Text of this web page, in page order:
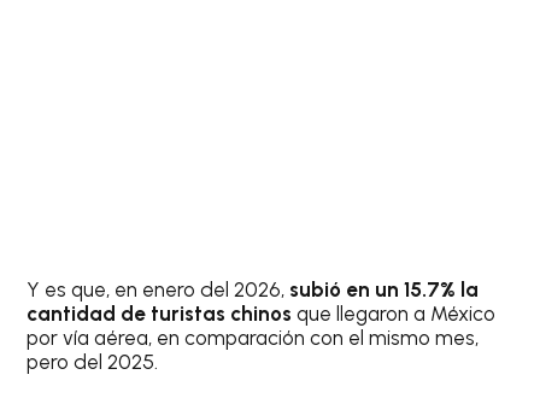
Y es que, en enero del 2026, subió en un 15.7% la
cantidad de turistas chinos que llegaron a México
por vía aérea, en comparación con el mismo mes,
pero del 2025.